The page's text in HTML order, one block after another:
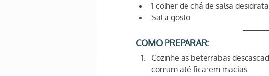
1 colher de chá de salsa
Sal a gosto
COMO PREPARAR:
Cozinhe as beterrabas
comum até ficarem macias.